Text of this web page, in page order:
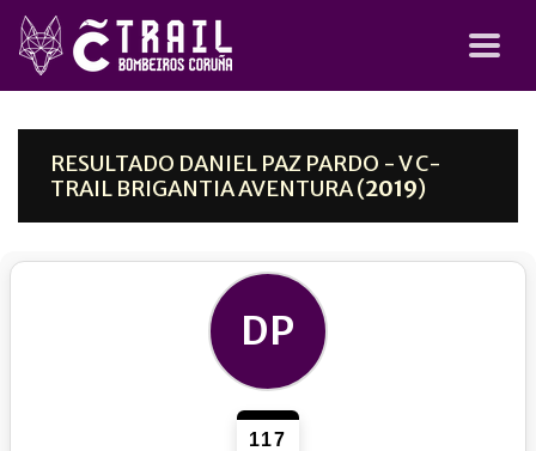
RESULTADO DANIEL PAZ PARDO - V C-
TRAIL BRIGANTIA AVENTURA (2019)
DP
117